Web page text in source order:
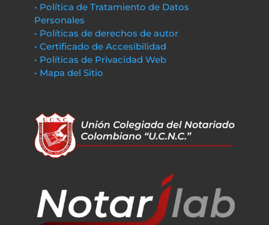
• Política de Tratamiento de Datos
Personales
• Políticas de derechos de autor
• Certificado de Accesibilidad
• Políticas de Privacidad Web
• Mapa del Sitio